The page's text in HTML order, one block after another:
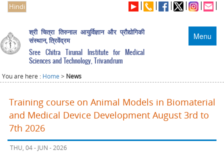
Hindi
Menu
श्री चित्रा तिरुनाल आयुर्विज्ञान और प्रौद्योगिकी
संस्थान, त्रिवेंद्रम
Sree Chitra Tirunal Institute for Medical
Sciences and Technology, Trivandrum
You are here : Home > News
Training course on Animal Models in Biomaterial
and Medical Device Development August 3rd to
7th 2026
THU, 04 - JUN - 2026